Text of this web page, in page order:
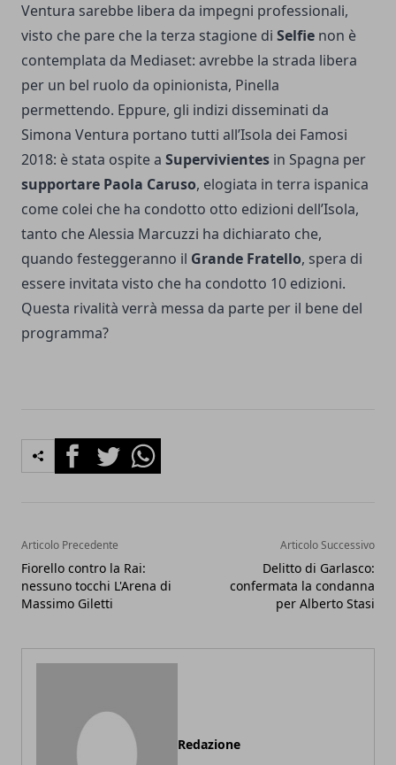
Ventura sarebbe libera da impegni professionali,
visto che pare che la terza stagione di Selfie non è
contemplata da Mediaset: avrebbe la strada libera
per un bel ruolo da opinionista, Pinella
permettendo. Eppure, gli indizi disseminati da
Simona Ventura portano tutti all’Isola dei Famosi
2018: è stata ospite a Supervivientes in Spagna per
supportare Paola Caruso, elogiata in terra ispanica
come colei che ha condotto otto edizioni dell’Isola,
tanto che Alessia Marcuzzi ha dichiarato che,
quando festeggeranno il Grande Fratello, spera di
essere invitata visto che ha condotto 10 edizioni.
Questa rivalità verrà messa da parte per il bene del
programma?
FacebookTwitterWhatsapp
Articolo Precedente
Fiorello contro la Rai:
nessuno tocchi L'Arena di
Massimo Giletti
Articolo Successivo
Delitto di Garlasco:
confermata la condanna
per Alberto Stasi
Redazione